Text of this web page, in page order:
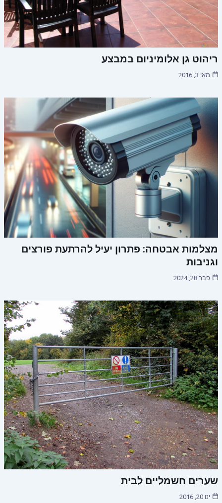
ריהוט גן אלומיניום במבצע
מאי 3, 2016
מצלמות אבטחה: פתרון יעיל להרתעת פורצים
וגניבות
פבר 28, 2024
שערים חשמליים לבית
ינו 20, 2016